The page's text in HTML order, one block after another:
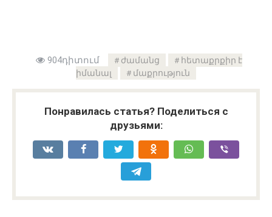
904դիտում ժամանց
հետաքրքիր է
իմանալ
մաքրություն
Понравилась статья? Поделиться с
друзьями: